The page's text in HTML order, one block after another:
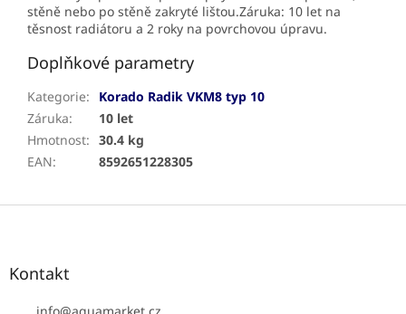
stěně nebo po stěně zakryté lištou.Záruka: 10 let na
těsnost radiátoru a 2 roky na povrchovou úpravu.
Doplňkové parametry
Kategorie:
Korado Radik VKM8 typ 10
Záruka:
10 let
Hmotnost: 30.4 kg
EAN: 8592651228305
Z
Kontakt
info@aquamarket.cz